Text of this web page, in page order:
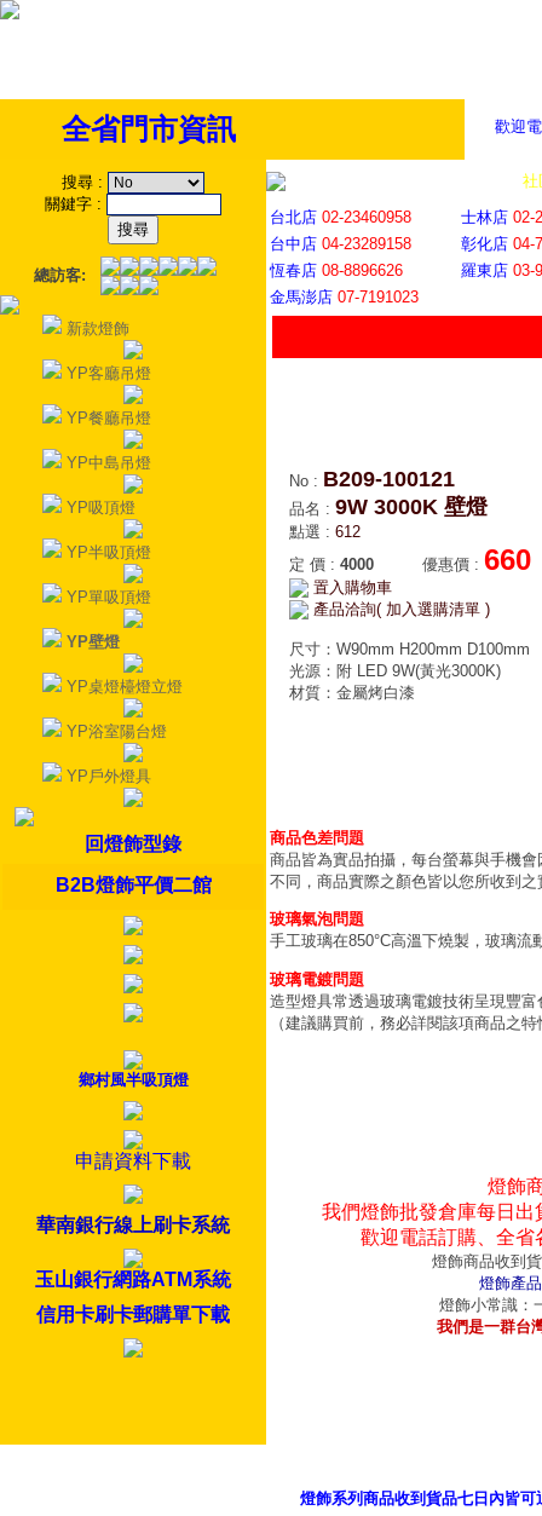
歡迎
全省門市資訊
搜尋 :
關鍵字 :
總訪客:
新款燈飾
YP客廳吊燈
YP餐廳吊燈
YP中島吊燈
YP吸頂燈
YP半吸頂燈
YP單吸頂燈
YP壁燈
YP桌燈檯燈立燈
YP浴室陽台燈
YP戶外燈具
回燈飾型錄
B2B燈飾平價二館
鄉村風半吸頂燈
申請資料下載
華南銀行線上刷卡系統
玉山銀行網路ATM系統
信用卡刷卡郵購單下載
社
台北店 02-23460958 士林店 02-
台中店 04-23289158 彰化店 04-
恆春店 08-8896626 羅東店 03-
金馬澎店 07-7191023
No : B209-100121
品名 : 9W 3000K 壁燈
點選 : 612
定 價 : 4000 優惠價 : 660
置入購物車
產品洽詢( 加入選購清單 )
尺寸：W90mm H200mm D100mm
光源：附 LED 9W(黃光3000K)
材質：金屬烤白漆
商品色差問題
商品皆為實品拍攝，每台螢幕與手機
不同，商品實際之顏色皆以您所收到之
玻璃氣泡問題
手工玻璃在850°C高溫下燒製，玻璃
玻璃電鍍問題
造型燈具常透過玻璃電鍍技術呈現豐
（建議購買前，務必詳閱該項商品之
燈飾
我們燈飾批發倉庫每日
歡迎電話訂購、全
燈飾商品收到
燈飾產
燈飾小常識：
我們是一群台
燈飾系列商品收到貨品七日內皆